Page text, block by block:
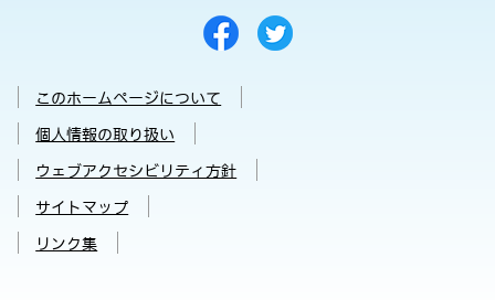
このホームページについて
個人情報の取り扱い
ウェブアクセシビリティ方針
サイトマップ
リンク集